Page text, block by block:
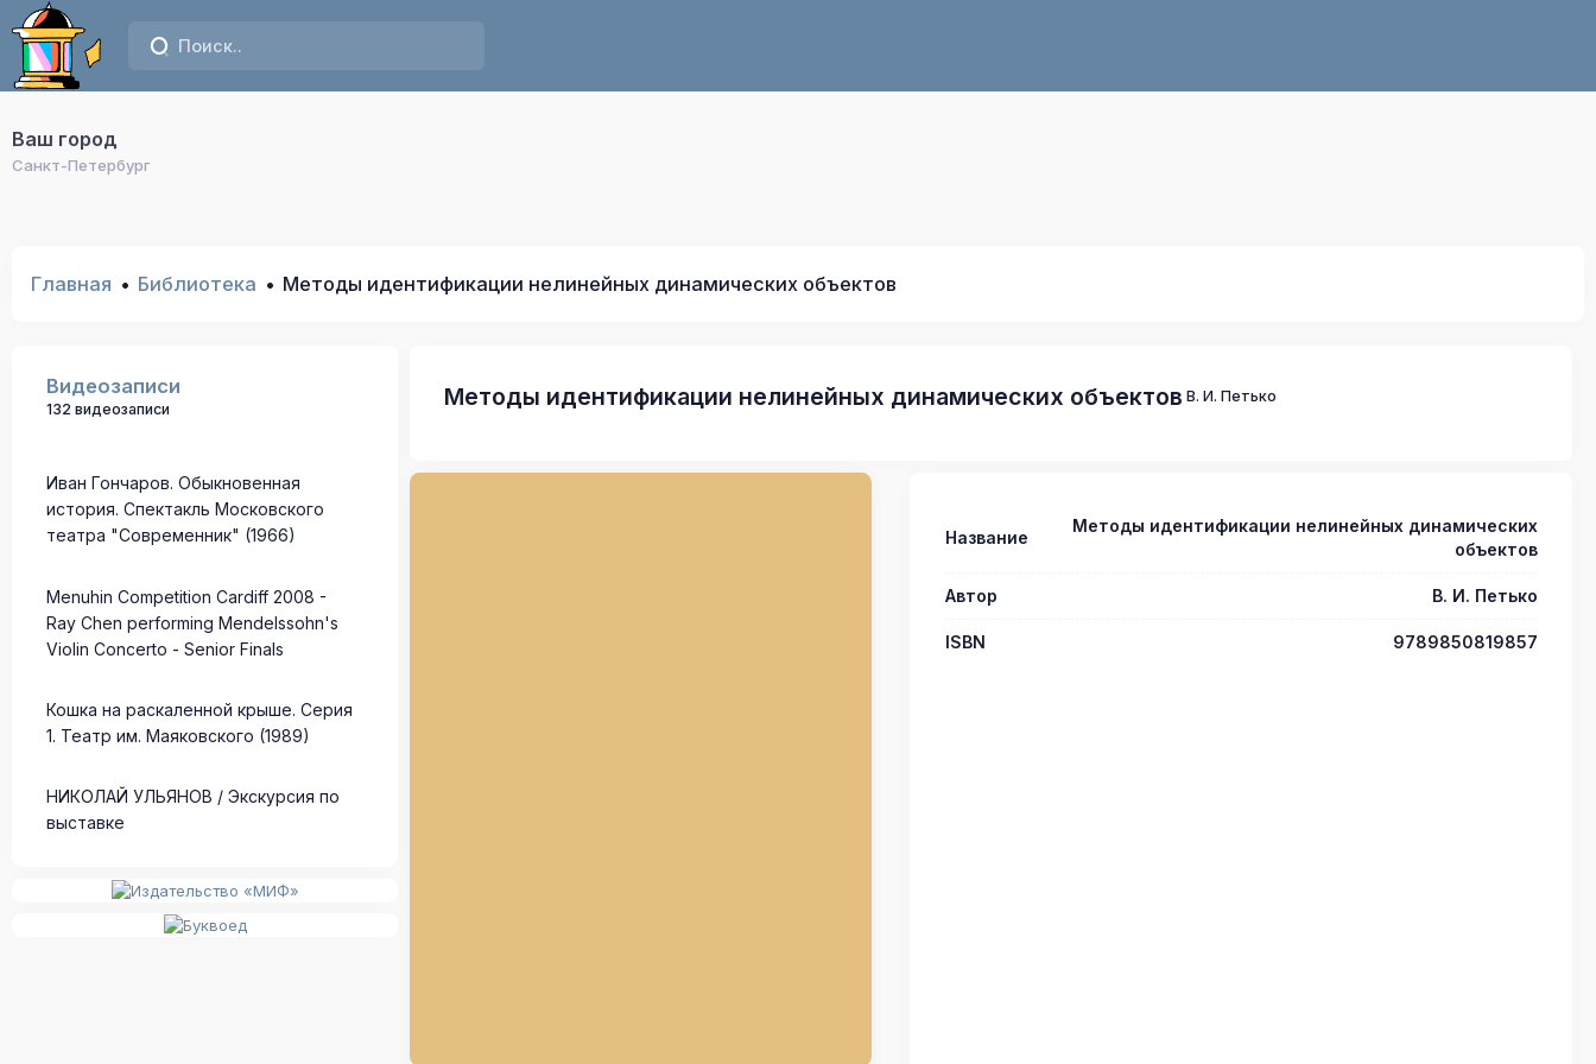
Ваш город
Санкт-Петербург
Главная Библиотека Методы идентификации нелинейных динамических объектов
Видеозаписи
132 видеозаписи
Иван Гончаров. Обыкновенная
история. Спектакль Московского
театра "Современник" (1966)
Menuhin Competition Cardiff 2008 -
Ray Chen performing Mendelssohn's
Violin Concerto - Senior Finals
Кошка на раскаленной крыше. Серия
1. Театр им. Маяковского (1989)
НИКОЛАЙ УЛЬЯНОВ / Экскурсия по
выставке
Методы идентификации нелинейных динамических объектов В. И. Петько
Название
Методы идентификации нелинейных динамических
объектов
Автор В. И. Петько
ISBN 9789850819857